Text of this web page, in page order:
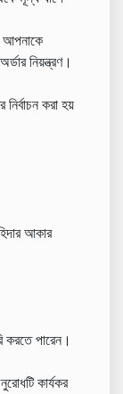
আপনাকে
নিয়ন্ত্রণ।
করা হয়
আকার
করতে পারেন।
কার্যকর